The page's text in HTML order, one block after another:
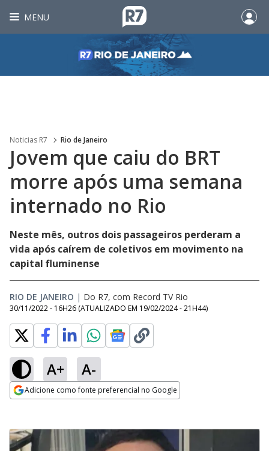
MENU
Noticias R7 Rio de Janeiro
Jovem que caiu do BRT
morre após uma semana
internado no Rio
Neste mês, outros dois passageiros perderam a
vida após caírem de coletivos em movimento na
capital fluminense
RIO DE JANEIRO | Do R7, com Record TV Rio
30/11/2022 - 16H26 (ATUALIZADO EM 19/02/2024 - 21H44)
A+ A-
Adicione como fonte preferencial no Google